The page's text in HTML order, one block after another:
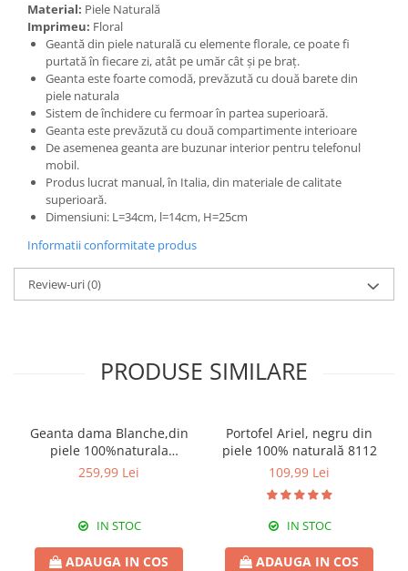
Material: Piele Naturală
Imprimeu: Floral
Geantă din piele naturală cu elemente florale, ce poate fi
purtată în fiecare zi, atât pe umăr cât și pe braț.
Geanta este foarte comodă, prevăzută cu două barete din
piele naturala
Sistem de închidere cu fermoar în partea superioară.
Geanta este prevăzută cu două compartimente interioare
De asemenea geanta are buzunar interior pentru telefonul
mobil.
Produs lucrat manual, în Italia, din materiale de calitate
superioară.
Dimensiuni: L=34cm, l=14cm, H=25cm
Informatii conformitate produs
Review-uri(0)
PRODUSE SIMILARE
Geanta dama Blanche,din
piele 100%naturala
Italia,8246,negru
259,99 Lei
IN STOC
ADAUGA IN COS
Portofel Ariel, negru din
piele 100% naturală 8112
109,99 Lei
IN STOC
ADAUGA IN COS